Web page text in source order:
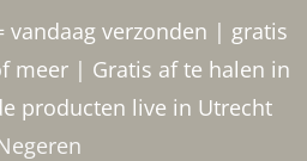
vandaag verzonden | gratis
meer | Gratis af te halen in
producten live in Utrecht